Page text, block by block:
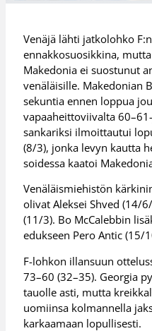
Venäjä lähti jatkolohko
ennakkosuosikkina,
Makedonia ei suostunut
venäläisille. Makedonian
sekuntia ennen loppua
vapaaheittoviivalta
sankariksi ilmoittautui
(8/3), jonka levyn kautta
soidessa kaatoi
Venäläismiehistön
olivat Aleksei Shved (14/
(11/3). Bo McCalebbin
edukseen Pero Antic (15/
F-lohkon illansuun
73–60 (32–35). Georgia
tauolle asti, mutta
uomiinsa kolmannella
karkaamaan lopullisesti.